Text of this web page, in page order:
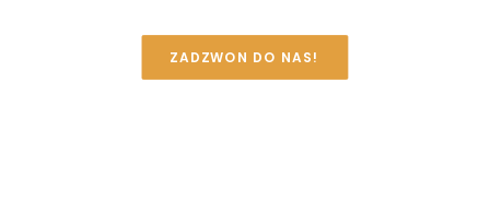
ZADZWON DO NAS!